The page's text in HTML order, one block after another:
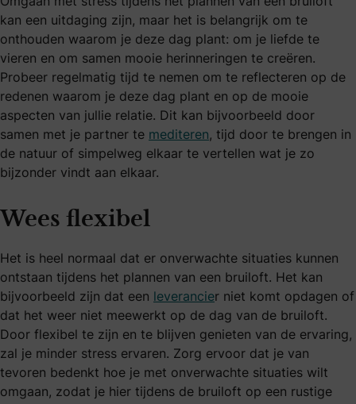
kan een uitdaging zijn, maar het is belangrijk om te
onthouden waarom je deze dag plant: om je liefde te
vieren en om samen mooie herinneringen te creëren.
Probeer regelmatig tijd te nemen om te reflecteren op de
redenen waarom je deze dag plant en op de mooie
aspecten van jullie relatie. Dit kan bijvoorbeeld door
samen met je partner te mediteren, tijd door te brengen in
de natuur of simpelweg elkaar te vertellen wat je zo
bijzonder vindt aan elkaar.
Wees flexibel
Het is heel normaal dat er onverwachte situaties kunnen
ontstaan tijdens het plannen van een bruiloft. Het kan
bijvoorbeeld zijn dat een leverancier niet komt opdagen of
dat het weer niet meewerkt op de dag van de bruiloft.
Door flexibel te zijn en te blijven genieten van de ervaring,
zal je minder stress ervaren. Zorg ervoor dat je van
tevoren bedenkt hoe je met onverwachte situaties wilt
omgaan, zodat je hier tijdens de bruiloft op een rustige